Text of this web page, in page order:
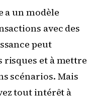
un modèle
avec des
peut
et à mettre
scénarios. Mais
tout intérêt à